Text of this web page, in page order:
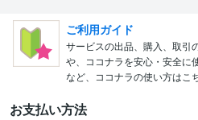
ご利用ガイド
サービスの出品、購入、取引
や、ココナラを安心・安全に
など、ココナラの使い方はこち
お支払い方法